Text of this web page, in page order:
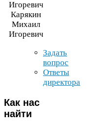
Карякин
Михаил
Игоревич
Задать
вопрос
Ответы
директора
Как нас
найти